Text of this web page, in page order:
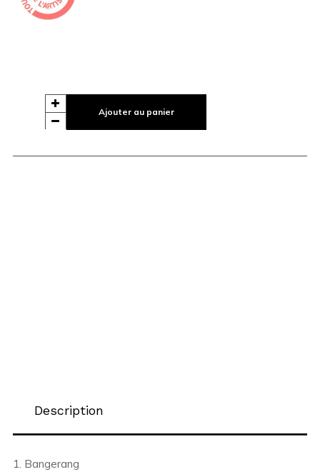
Ajouter au panier
Description
1. Bangerang